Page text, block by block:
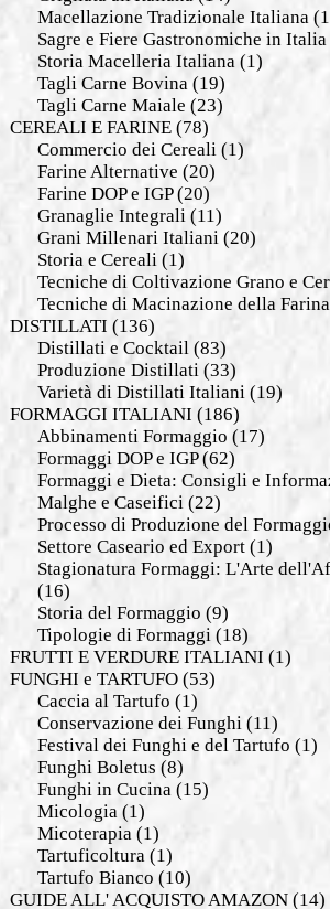
Macellazione Tradizionale Italiana
Sagre e Fiere Gastronomiche in Italia
Storia Macelleria Italiana (1)
Tagli Carne Bovina (19)
Tagli Carne Maiale (23)
CEREALI E FARINE(78)
Commercio dei Cereali (1)
Farine Alternative (20)
Farine DOP e IGP(20)
Granaglie Integrali (11)
Grani Millenari Italiani (20)
Storia e Cereali (1)
Tecniche di Coltivazione Grano e
Tecniche di Macinazione della Farina
DISTILLATI (136)
Distillati e Cocktail (83)
Produzione Distillati (33)
Varietà di Distillati Italiani (19)
FORMAGGI ITALIANI (186)
Abbinamenti Formaggio (17)
Formaggi DOP e IGP(62)
Formaggi e Dieta: Consigli e
Malghe e Caseifici (22)
Processo di Produzione del
Settore Caseario ed Export(1)
Stagionatura Formaggi: L'Arte
(16)
Storia del Formaggio (9)
Tipologie di Formaggi (18)
FRUTTI E VERDURE ITALIANI (1)
FUNGHI e TARTUFO(53)
Caccia al Tartufo (1)
Conservazione dei Funghi (11)
Festival dei Funghi e del Tartufo (1)
Funghi Boletus (8)
Funghi in Cucina (15)
Micologia (1)
Micoterapia (1)
Tartuficoltura (1)
Tartufo Bianco (10)
GUIDE ALL' ACQUISTO AMAZON(14)